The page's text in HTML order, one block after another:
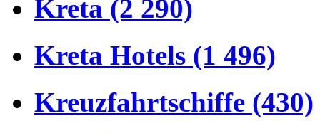
Kreta (2 290)
Kreta Hotels (1 496)
Kreuzfahrtschiffe (430)